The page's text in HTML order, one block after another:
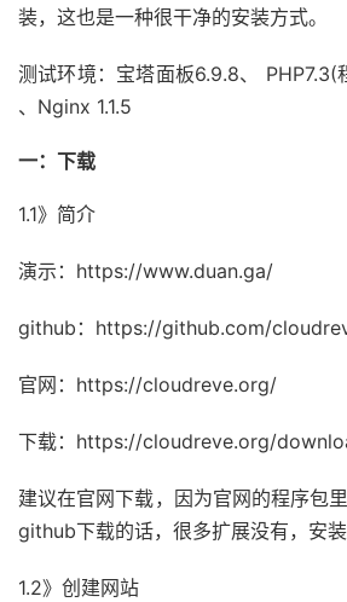
装，这也是一种很干净的安装方式。
测试环境：宝塔面板6.9.8、 PHP7.3(
、Nginx 1.1.5
一：下载
1.1》简介
演示：https://www.duan.ga/
github：https://github.com/
官网：https://cloudreve.org/
下载：https://cloudreve.org/
建议在官网下载，因为官网的程序包
github下载的话，很多扩展没有，安装
1.2》创建网站